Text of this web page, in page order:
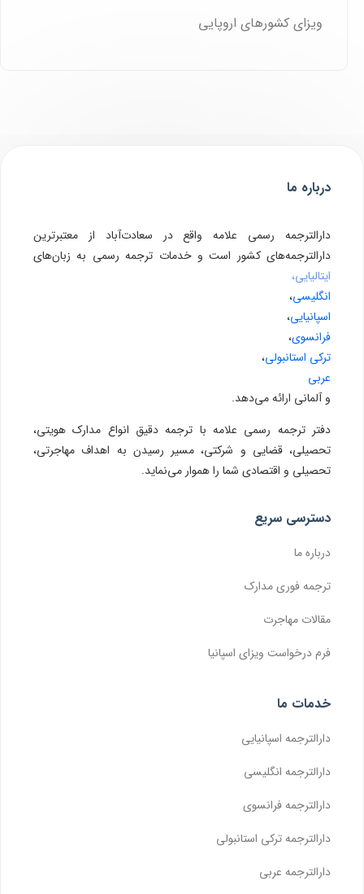
ویزای کشورهای اروپایی
درباره ما
دارالترجمه رسمی علامه واقع در سعادت‌آباد از معتبرترین
دارالترجمه‌های کشور است و خدمات ترجمه رسمی به زبان‌های
ایتالیایی،
انگلیسی،
اسپانیایی،
فرانسوی،
ترکی استانبولی،
عربی
و آلمانی ارائه می‌دهد.
دفتر ترجمه رسمی علامه با ترجمه دقیق انواع مدارک هویتی،
تحصیلی، قضایی و شرکتی، مسیر رسیدن به اهداف مهاجرتی،
تحصیلی و اقتصادی شما را هموار می‌نماید.
دسترسی سریع
درباره ما
ترجمه فوری مدارک
مقالات مهاجرت
فرم درخواست ویزای اسپانیا
خدمات ما
دارالترجمه اسپانیایی
دارالترجمه انگلیسی
دارالترجمه فرانسوی
دارالترجمه ترکی استانبولی
دارالترجمه عربی